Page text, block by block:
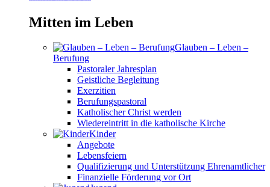
Mitten im Leben
Glauben – Leben –
Berufung
Pastoraler Jahresplan
Geistliche Begleitung
Exerzitien
Berufungspastoral
Katholischer Christ werden
Wiedereintritt in die katholische Kirche
Kinder
Angebote
Lebensfeiern
Qualifizierung und Unterstützung Ehrenamtlicher
Finanzielle Förderung vor Ort